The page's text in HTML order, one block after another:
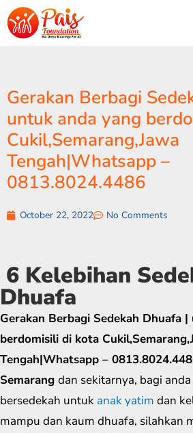
Gerakan Berbagi
untuk anda yang
Cukil,Semarang,Jawa
Tengah|Whatsapp –
0813.8024.4486
October 22, 2022 No Comments
6 Kelebihan
Dhuafa
Gerakan Berbagi Sedekah Dhuafa
berdomisili di kota
Tengah|Whatsapp –
Semarang dan sekitarnya, bagi
bersedekah untuk anak yatim dan
mampu dan kaum dhuafa, silahkan